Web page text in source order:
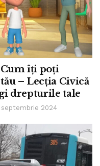
Cum îți poți
– Lecția Civică
drepturile tale
septembrie 2024